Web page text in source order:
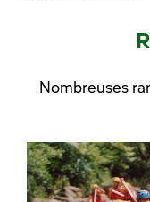
Nombreuses